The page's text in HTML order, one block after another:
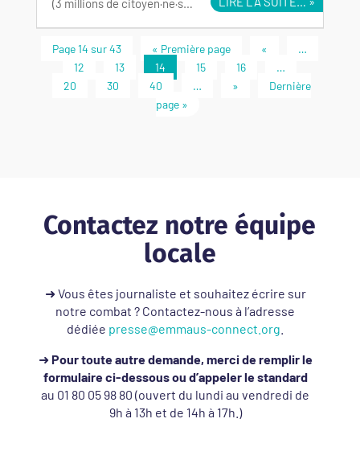
(3 millions de citoyen·ne·s…
Page 14 sur 43 « Première page «
…
12
13 14 15 16
…
20
30 40 … »
Dernière
page »
Contactez notre équipe
locale
➜ Vous êtes journaliste et souhaitez écrire sur
notre combat ? Contactez-nous à l’adresse
dédiée presse@emmaus-connect.org
➜ Pour toute autre demande, merci de remplir le
formulaire ci-dessous ou d’appeler le standard
au 01 80 05 98 80 (ouvert du lundi au vendredi de
9h à 13h et de 14h à 17h.)